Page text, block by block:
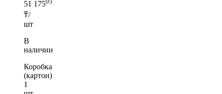
51 175
₸/
шт
В
наличии
Коробка
(картон)
1